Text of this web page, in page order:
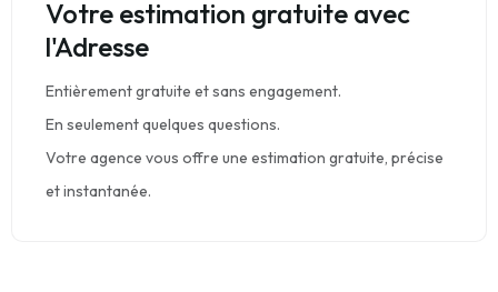
Votre estimation gratuite avec
l'Adresse
Entièrement gratuite et sans engagement.
En seulement quelques questions.
Votre agence vous offre une estimation gratuite, précise
et instantanée.